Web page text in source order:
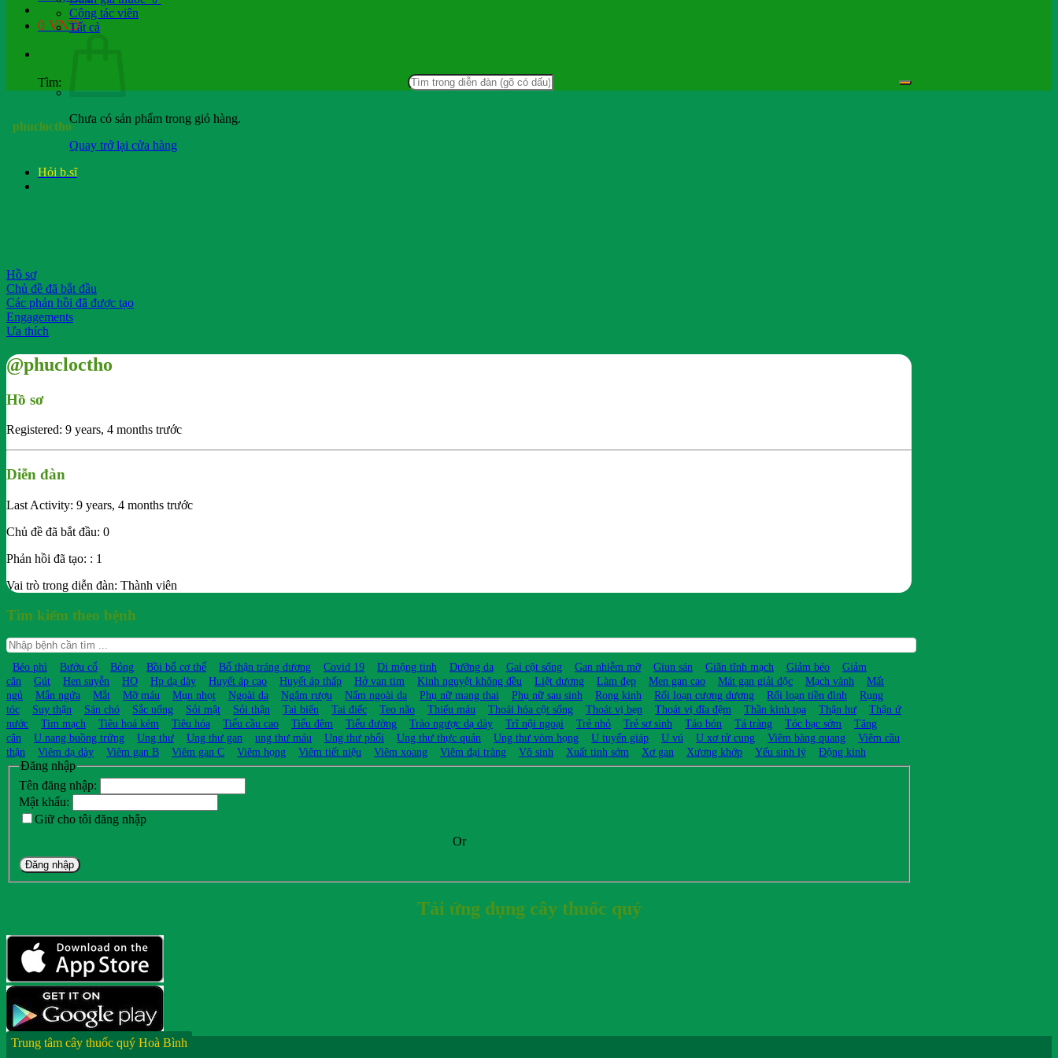
0 VND
Chưa có sản phẩm trong giỏ hàng.
Quay trở lại cửa hàng
Hỏi b.sĩ
Cộng tác viên
Tất cả
Tìm:
phucloctho
Hồ sơ
Chủ đề đã bắt đầu
Các phản hồi đã được tạo
Engagements
Ưa thích
@phucloctho
Hồ sơ
Registered: 9 years, 4 months trước
Diễn đàn
Last Activity: 9 years, 4 months trước
Chủ đề đã bắt đầu: 0
Phản hồi đã tạo: : 1
Vai trò trong diễn đàn: Thành viên
Tìm kiếm theo bệnh
Béo phì Bướu cổ Bỏng Bồi bổ cơ thể Bổ thận tráng dương Covid 19 Di mộng tinh Dưỡng da Gai cột sống Gan nhiễm mỡ Giun sán Giãn tĩnh mạch Giảm béo
Giảm
cân
Gút Hen suyễn HO Hp dạ dày Huyết áp cao Huyết áp thấp Hở van tim Kinh nguyệt không đều Liệt dương Làm đẹp Men gan cao Mát gan giải độc Mạch vành
Mất
ngủ
Mẩn ngứa Mắt Mỡ máu Mụn nhọt Ngoài da Ngâm rượu Nấm ngoài da Phụ nữ mang thai Phụ nữ sau sinh Rong kinh Rối loạn cương dương Rối loạn tiền đình
Rụng
tóc
Suy thận Sán chó Sắc uống Sỏi mật Sỏi thận Tai biến Tai điếc Teo não Thiếu máu Thoái hóa cột sống Thoát vị bẹn Thoát vị đĩa đệm Thần kinh tọa Thận hư
Thận ứ
nước
Tim mạch Tiêu hoá kém Tiêu hóa Tiểu cầu cao Tiểu đêm Tiểu đường Trào ngược dạ dày Trĩ nội ngoại Trẻ nhỏ Trẻ sơ sinh Táo bón Tá tràng Tóc bạc sớm
Tăng
cân
U nang buồng trứng Ung thư Ung thư gan ung thư máu Ung thư phổi Ung thư thực quản Ung thư vòm họng U tuyến giáp U vú U xơ tử cung Viêm bàng quang
Viêm cầu
thận
Viêm dạ dày Viêm gan B Viêm gan C Viêm họng Viêm tiết niệu Viêm xoang Viêm đại tràng Vô sinh Xuất tinh sớm Xơ gan Xương khớp Yếu sinh lý Động kinh
Đăng nhập
Tên đăng nhập:
Mật khẩu:
Giữ cho tôi đăng nhập
Or
Đăng nhập
Tải ứng dụng cây thuốc quý
Trung tâm cây thuốc quý Hoà Bình